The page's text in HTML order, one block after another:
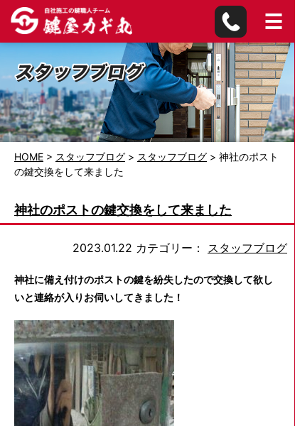
HOME > スタッフブログ > スタッフブログ > 神社のポスト
の鍵交換をして来ました
神社のポストの鍵交換をして来ました
2023.01.22 カテゴリー： スタッフブログ
神社に備え付けのポストの鍵を紛失したので交換して欲し
いと連絡が入りお伺いしてきました！